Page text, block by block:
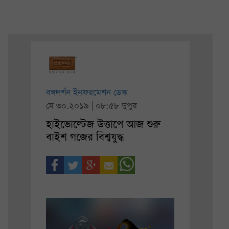
বঙ্গদর্শন ইনফরমেশন ডেস্ক
মে ৩০.২০১৯ | ০৮:৫৮ দুপুর
হাইভোল্টেজ উত্তাপে আজ শুরু
বাইশ গজের বিশ্বযুদ্ধ